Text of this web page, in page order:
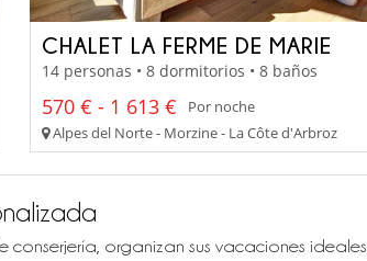
CHALET LA FERME DE MARIE
14 personas • 8 dormitorios • 8 baños
570 € - 1 613 €
Por noche
Alpes del Norte - Morzine - La Côte d'Arbroz
conserjería, organizan sus vacaciones ideales